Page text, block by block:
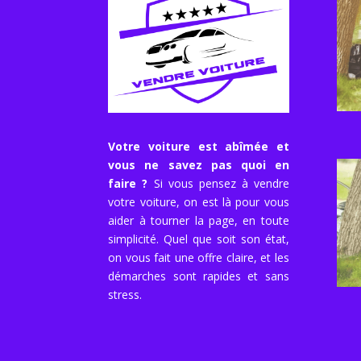
Votre voiture est abîmée et
vous ne savez pas quoi en
faire ? Si vous pensez à vendre
votre voiture, on est là pour vous
aider à tourner la page, en toute
simplicité. Quel que soit son état,
on vous fait une offre claire, et les
démarches sont rapides et sans
stress.